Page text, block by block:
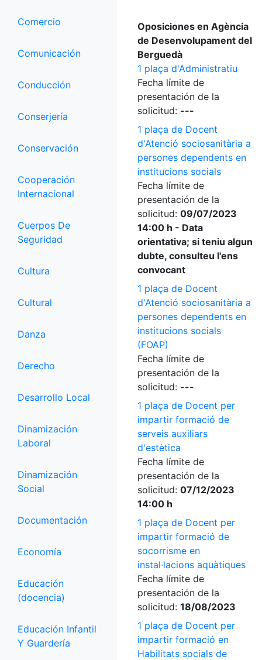
Comercio
Comunicación
Conducción
Conserjería
Conservación
Cooperación
Internacional
Cuerpos De
Seguridad
Cultura
Cultural
Danza
Derecho
Desarrollo Local
Dinamización
Laboral
Dinamización
Social
Documentación
Economía
Educación
(docencia)
Educación Infantil
Y Guardería
Oposiciones en Agència
de Desenvolupament del
Berguedà
1 plaça d'Administratiu
Fecha límite de
presentación de la
solicitud: ---
1 plaça de Docent
d'Atenció sociosanitària a
persones dependents en
institucions socials
Fecha límite de
presentación de la
solicitud: 09/07/2023
14:00 h - Data
orientativa; si teniu algun
dubte, consulteu l'ens
convocant
1 plaça de Docent
d'Atenció sociosanitària a
persones dependents en
institucions socials
(FOAP)
Fecha límite de
presentación de la
solicitud: ---
1 plaça de Docent per
impartir formació de
serveis auxiliars
d'estètica
Fecha límite de
presentación de la
solicitud: 07/12/2023
14:00 h
1 plaça de Docent per
impartir formació de
socorrisme en
instal·lacions aquàtiques
Fecha límite de
presentación de la
solicitud: 18/08/2023
1 plaça de Docent per
impartir formació en
Habilitats socials de